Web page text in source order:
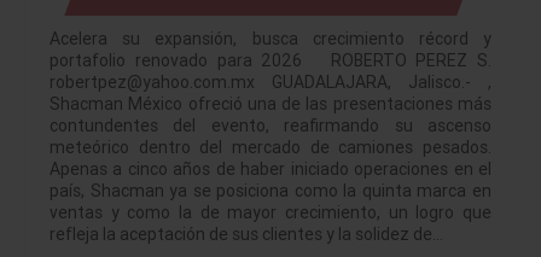
Acelera su expansión, busca crecimiento récord y
portafolio renovado para 2026 ROBERTO PEREZ S.
robertpez@yahoo.com.mx GUADALAJARA, Jalisco.- ,
Shacman México ofreció una de las presentaciones más
contundentes del evento, reafirmando su ascenso
meteórico dentro del mercado de camiones pesados.
Apenas a cinco años de haber iniciado operaciones en el
país, Shacman ya se posiciona como la quinta marca en
ventas y como la de mayor crecimiento, un logro que
refleja la aceptación de sus clientes y la solidez de…